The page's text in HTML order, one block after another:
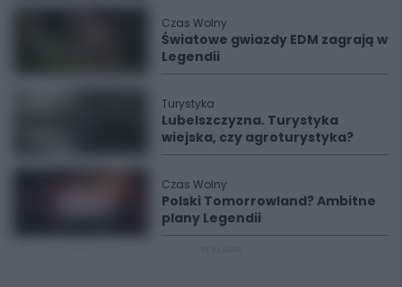
Czas Wolny
Światowe gwiazdy EDM zagrają w
Legendii
Turystyka
Lubelszczyzna. Turystyka
wiejska, czy agroturystyka?
Czas Wolny
Polski Tomorrowland? Ambitne
plany Legendii